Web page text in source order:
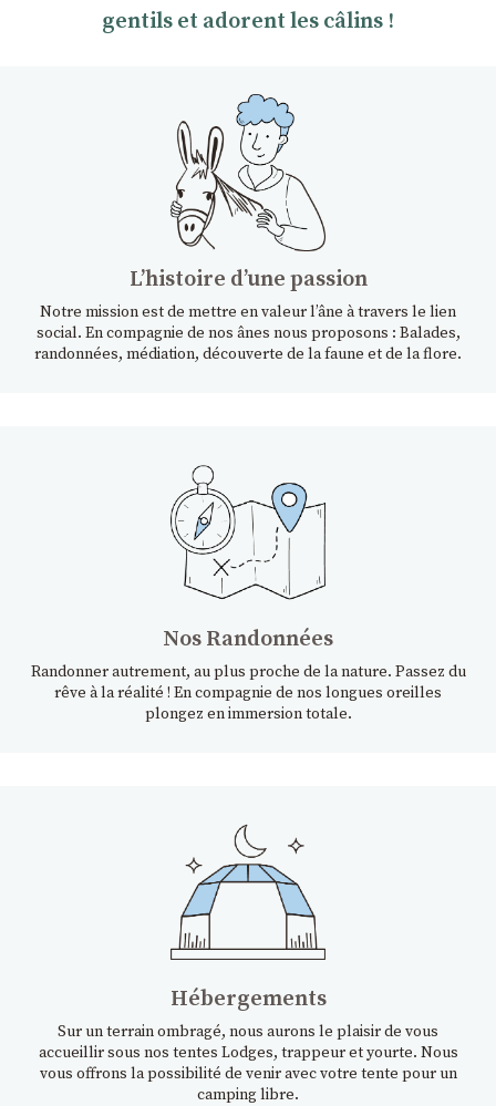
gentils et adorent les câlins !
Lʼhistoire dʼune passion
Notre mission est de mettre en valeur l’âne à travers le lien
social. En compagnie de nos ânes nous proposons : Balades,
randonnées, médiation, découverte de la faune et de la flore.
Nos Randonnées
Randonner autrement, au plus proche de la nature. Passez du
rêve à la réalité ! En compagnie de nos longues oreilles
plongez en immersion totale.
Hébergements
Sur un terrain ombragé, nous aurons le plaisir de vous
accueillir sous nos tentes Lodges, trappeur et yourte. Nous
vous offrons la possibilité de venir avec votre tente pour un
camping libre.